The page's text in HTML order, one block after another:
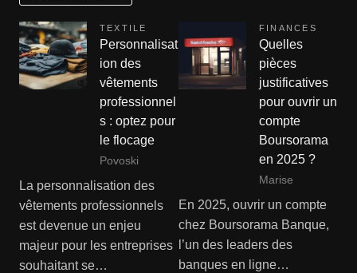
TEXTILE
Personnalisat
ion des
vêtements
professionnel
s : optez pour
le flocage
Povoski
La personnalisation des
vêtements professionnels
est devenue un enjeu
majeur pour les entreprises
souhaitant se…
FINANCES
Quelles
pièces
justificatives
pour ouvrir un
compte
Boursorama
en 2025 ?
Marise
En 2025, ouvrir un compte
chez Boursorama Banque,
l’un des leaders des
banques en ligne…